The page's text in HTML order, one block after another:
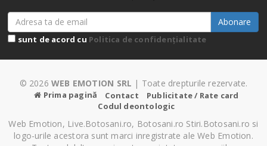
Abonare
sunt de acord cu Politica de confidențialitate
© 2026 WEB EMOTION SRL | Toate drepturile rezervate.
Prima pagină Contact
Publicitate / Rate card
Codul deontologic
Web Emotion, Live.Botosani.ro, Botosani.ro Stiri.Botosani.ro si
logo-urile acestora sunt marci inregistrate ale Web Emotion.